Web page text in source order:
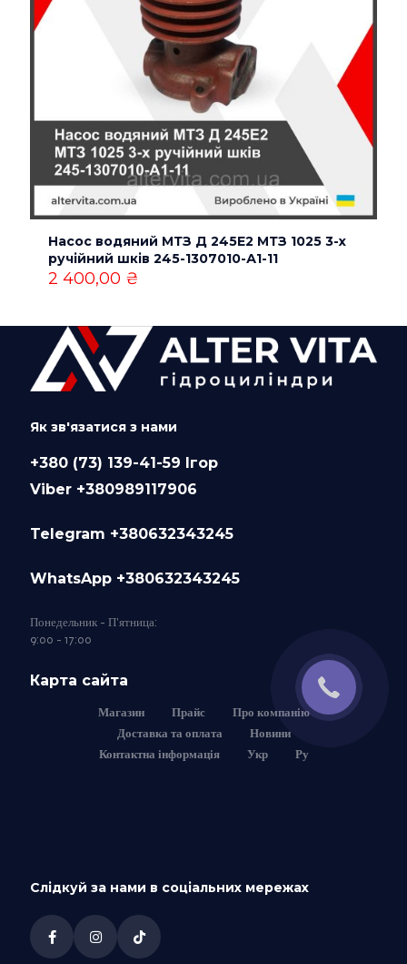
Насос водяний МТЗ Д 245Е2 МТЗ 1025 3-х
ручійний шків 245-1307010-А1-11
2 400,00 ₴
Як зв'язатися з нами
+380 (73) 139-41-59 Ігор
Viber +380989117906
Telegram +380632343245
WhatsApp +380632343245
Понедельник - П'ятница:
9:00 - 17:00
Карта сайта
Магазин Прайс
Про компанію
Доставка та оплата
Новини
Контактна інформація
Укр Ру
Слідкуй за нами в соціальних мережах